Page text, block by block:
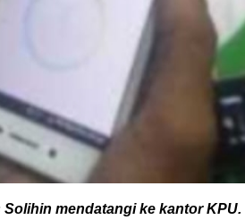
mendatangi ke kantor KPU.